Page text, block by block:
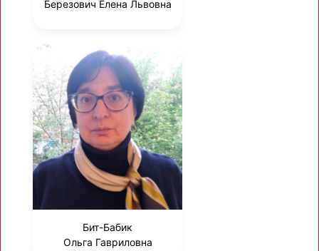
Березович Елена Львовна
Бит-Бабик
Ольга Гавриловна